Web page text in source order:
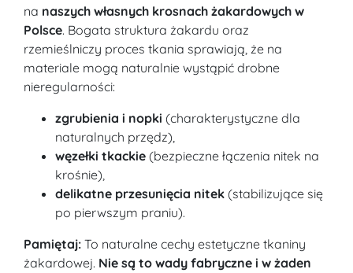
na naszych własnych krosnach żakardowych w
Polsce. Bogata struktura żakardu oraz
rzemieślniczy proces tkania sprawiają, że na
materiale mogą naturalnie wystąpić drobne
nieregularności:
zgrubienia i nopki (charakterystyczne dla
naturalnych przędz),
węzełki tkackie (bezpieczne łączenia nitek na
krośnie),
delikatne przesunięcia nitek (stabilizujące się
po pierwszym praniu).
Pamiętaj: To naturalne cechy estetyczne tkaniny
żakardowej. Nie są to wady fabryczne i w żaden